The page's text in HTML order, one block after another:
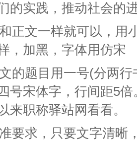
的实践，推动社会的
正文一样就可以，用
，加黑，字体用仿宋
的题目用一号(分两
号宋体字，行间距5
来职称驿站网看看。
要求，只要文字清晰